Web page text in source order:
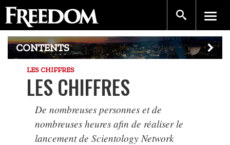
CONTENTS
LES CHIFFRES
LES CHIFFRES
De nombreuses personnes et de
nombreuses heures afin de réaliser le
lancement de Scientology Network